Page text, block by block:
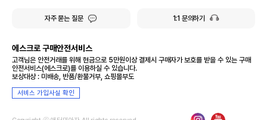
자주 묻는 질문 1:1 문의하기
에스크로 구매안전서비스
고객님은 안전거래를 위해 현금으로 5만원이상 결제시 구매자가 보호를 받을 수 있는 구매
안전서비스(에스크로)를 이용하실 수 있습니다.
보상대상 : 미배송, 반품/환불거부, 쇼핑몰부도
서비스 가입사실 확인